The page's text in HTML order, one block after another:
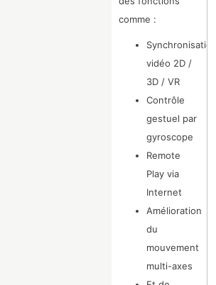
comme :
Synchronisation
vidéo 2D /
3D / VR
Contrôle
gestuel par
gyroscope
Remote
Play via
Internet
Amélioration
du
mouvement
multi-axes